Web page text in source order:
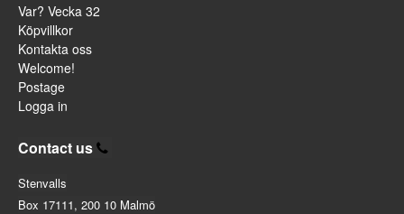
Var? Vecka 32
Köpvillkor
Kontakta oss
Welcome!
Postage
Logga in
Contact us
Stenvalls
Box 17111, 200 10 Malmö